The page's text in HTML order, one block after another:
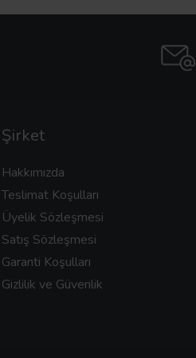
Şirket
Hakkımızda
Teslimat Koşulları
Üyelik Sözleşmesi
Satış Sözleşmesi
Garanti Koşulları
Gizlilik ve Güvenlik